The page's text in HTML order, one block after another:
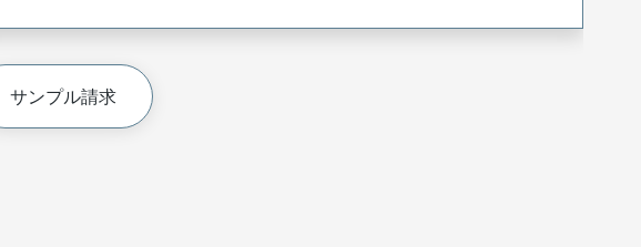
サンプル請求